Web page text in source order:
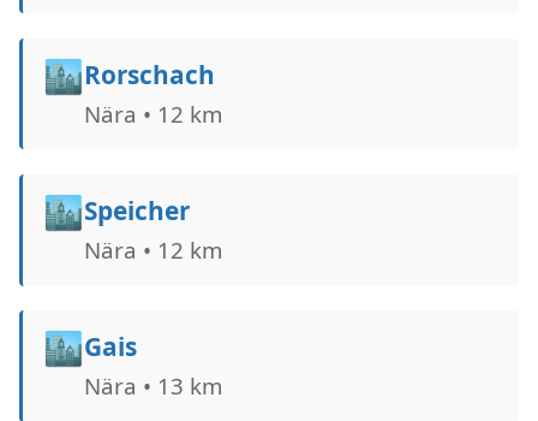
🏙️Rorschach
Nära • 12 km
🏙️Speicher
Nära • 12 km
🏙️Gais
Nära • 13 km